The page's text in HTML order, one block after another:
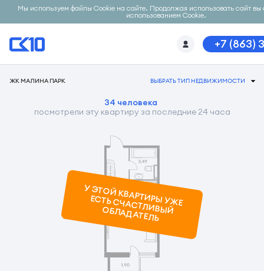
Мы используем файлы Cookie на сайте. Продолжая использовать сайт вы
использованием Cookie.
+7 (863)
ЖК МАЛИНА ПАРК ВЫБРАТЬ ТИП НЕДВИЖИМОСТИ
34 человека
посмотрели эту квартиру за последние 24 часа
У ЭТОЙ КВАРТИРЫ УЖ
Е
ЕСТЬ СЧАСТЛИВЫЙ ОБЛАДАТЕЛЬ